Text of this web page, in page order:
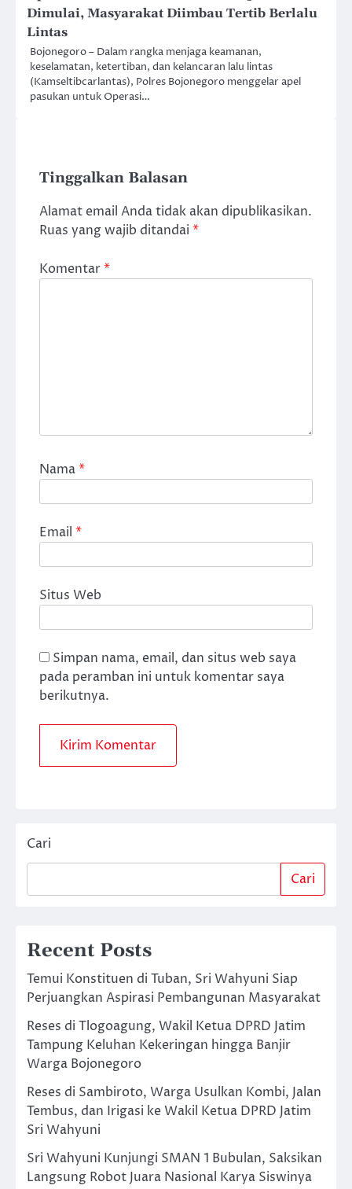
Dimulai, Masyarakat Diimbau Tertib Berlalu
Lintas
Bojonegoro – Dalam rangka menjaga keamanan,
keselamatan, ketertiban, dan kelancaran lalu lintas
(Kamseltibcarlantas), Polres Bojonegoro menggelar apel
pasukan untuk Operasi…
Tinggalkan Balasan
Alamat email Anda tidak akan dipublikasikan.
Ruas yang wajib ditandai *
Komentar*
Nama*
Email *
Situs Web
Simpan nama, email, dan situs web saya
pada peramban ini untuk komentar saya
berikutnya.
Cari
Cari
Recent Posts
Temui Konstituen di Tuban, Sri Wahyuni Siap
Perjuangkan Aspirasi Pembangunan Masyarakat
Reses di Tlogoagung, Wakil Ketua DPRD Jatim
Tampung Keluhan Kekeringan hingga Banjir
Warga Bojonegoro
Reses di Sambiroto, Warga Usulkan Kombi, Jalan
Tembus, dan Irigasi ke Wakil Ketua DPRD Jatim
Sri Wahyuni
Sri Wahyuni Kunjungi SMAN 1 Bubulan, Saksikan
Langsung Robot Juara Nasional Karya Siswinya